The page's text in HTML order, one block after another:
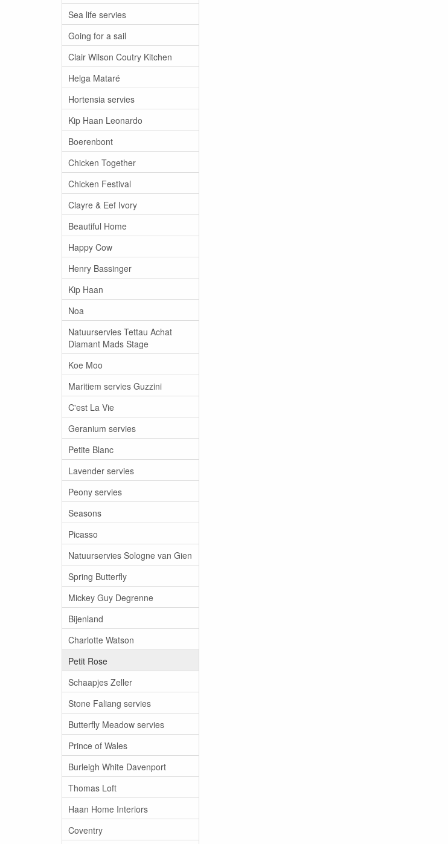
Sea life servies
Going for a sail
Clair Wilson Coutry Kitchen
Helga Mataré
Hortensia servies
Kip Haan Leonardo
Boerenbont
Chicken Together
Chicken Festival
Clayre & Eef Ivory
Beautiful Home
Happy Cow
Henry Bassinger
Kip Haan
Noa
Natuurservies Tettau Achat
Diamant Mads Stage
Koe Moo
Maritiem servies Guzzini
C'est La Vie
Geranium servies
Petite Blanc
Lavender servies
Peony servies
Seasons
Picasso
Natuurservies Sologne van Gien
Spring Butterfly
Mickey Guy Degrenne
Bijenland
Charlotte Watson
Petit Rose
Schaapjes Zeller
Stone Faliang servies
Butterfly Meadow servies
Prince of Wales
Burleigh White Davenport
Thomas Loft
Haan Home Interiors
Coventry